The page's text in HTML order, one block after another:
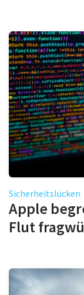
Sicherheitslücken
Apple
Flut